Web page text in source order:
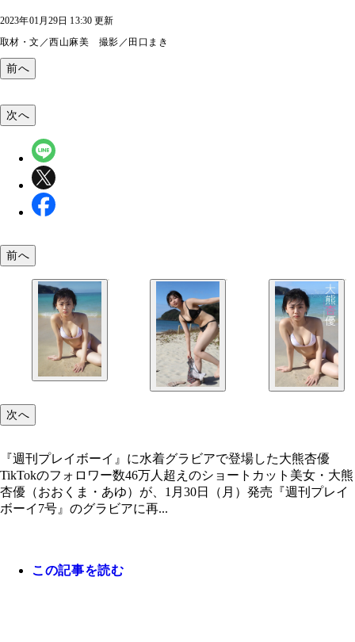
2023年01月29日 13:30 更新
取材・文／西山麻美 撮影／田口まき
前へ
次へ
前へ
次へ
『週刊プレイボーイ』に水着グラビアで登場した大熊杏優
TikTokのフォロワー数46万人超えのショートカット美女・大熊
杏優（おおくま・あゆ）が、1月30日（月）発売『週刊プレイ
ボーイ7号』のグラビアに再...
この記事を読む